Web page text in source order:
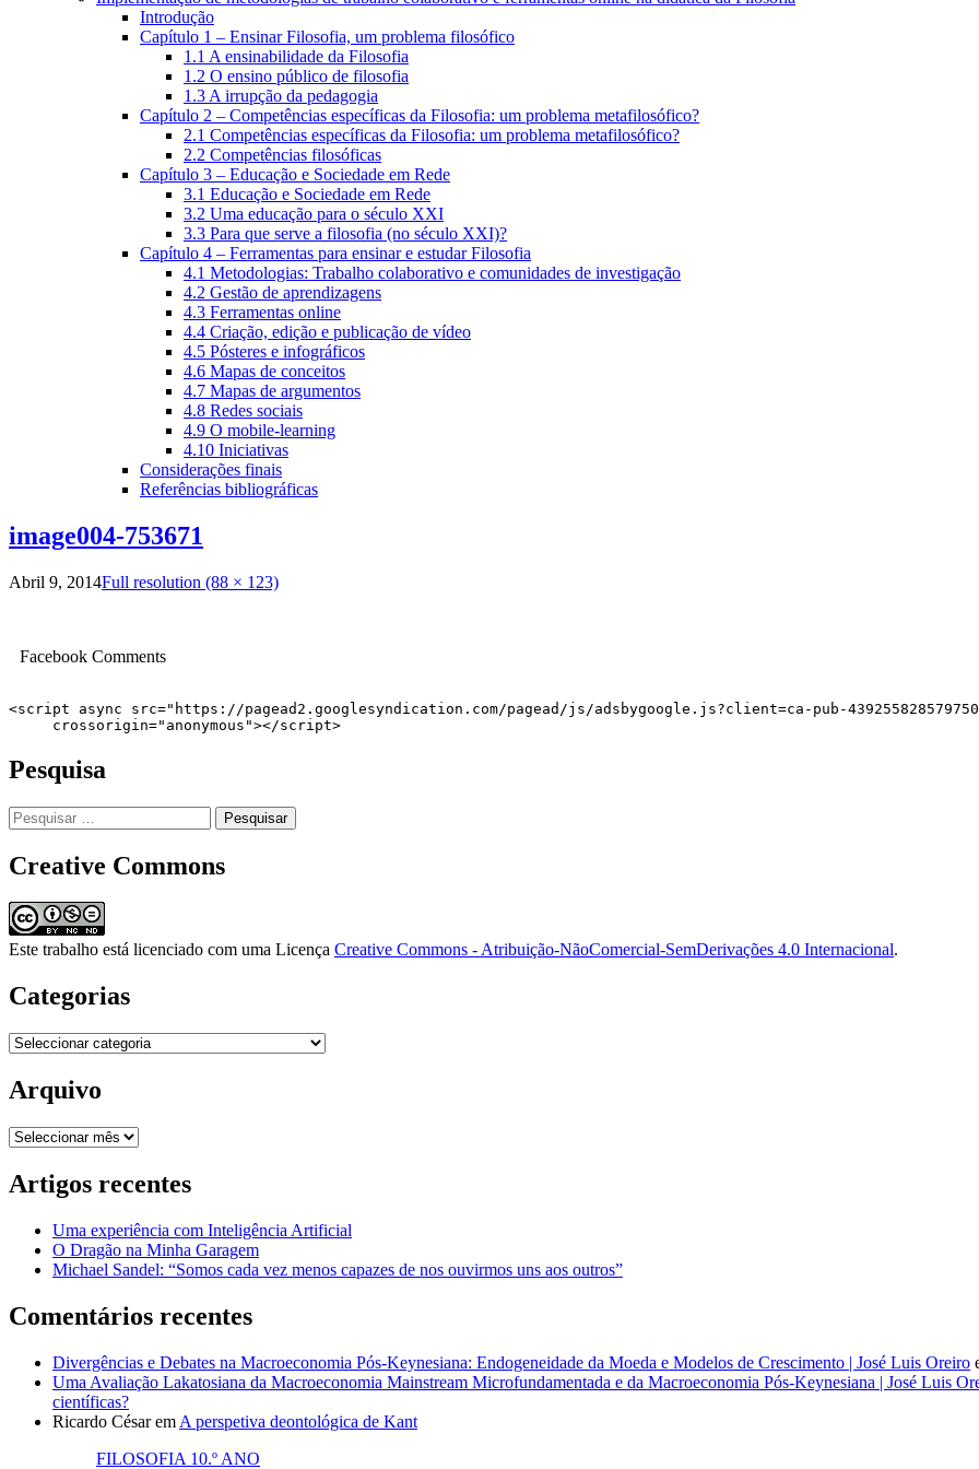
Introdução
Capítulo 1 – Ensinar Filosofia, um problema filosófico
1.1 A ensinabilidade da Filosofia
1.2 O ensino público de filosofia
1.3 A irrupção da pedagogia
Capítulo 2 – Competências específicas da Filosofia: um problema metafilosófico?
2.1 Competências específicas da Filosofia: um problema metafilosófico?
2.2 Competências filosóficas
Capítulo 3 – Educação e Sociedade em Rede
3.1 Educação e Sociedade em Rede
3.2 Uma educação para o século XXI
3.3 Para que serve a filosofia (no século XXI)?
Capítulo 4 – Ferramentas para ensinar e estudar Filosofia
4.1 Metodologias: Trabalho colaborativo e comunidades de investigação
4.2 Gestão de aprendizagens
4.3 Ferramentas online
4.4 Criação, edição e publicação de vídeo
4.5 Pósteres e infográficos
4.6 Mapas de conceitos
4.7 Mapas de argumentos
4.8 Redes sociais
4.9 O mobile-learning
4.10 Iniciativas
Considerações finais
Referências bibliográficas
image004-753671
Abril 9, 2014Full resolution (88 × 123)
Facebook Comments
<script async src="https://pagead2.googlesyndication.com/pagead/js/adsbygoogle.js?client=ca-pub-
     crossorigin="anonymous"></script>
Pesquisa
Pesquisar
por:
Creative Commons
Este trabalho está licenciado com uma Licença Creative Commons - Atribuição-NãoComercial-SemDerivações 4.0 Internacional.
Categorias
Categorias
Arquivo
Arquivo
Artigos recentes
Uma experiência com Inteligência Artificial
O Dragão na Minha Garagem
Michael Sandel: “Somos cada vez menos capazes de nos ouvirmos uns aos outros”
Comentários recentes
Divergências e Debates na Macroeconomia Pós-Keynesiana: Endogeneidade da Moeda e Modelos de Crescimento | José Luis Oreiro
Uma Avaliação Lakatosiana da Macroeconomia Mainstream Microfundamentada e da Macroeconomia Pós-Keynesiana | José Luis
científicas?
Ricardo Césarem A perspetiva deontológica de Kant
FILOSOFIA 10.º ANO